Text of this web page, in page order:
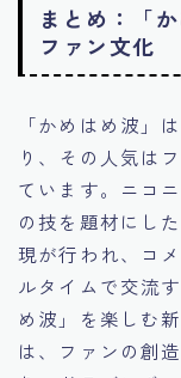
まとめ：「
ファン文化
「かめはめ波」
り、その人気は
ています。ニコ
の技を題材にし
現が行われ、コ
ルタイムで交流
め波」を楽しむ
は、ファンの創